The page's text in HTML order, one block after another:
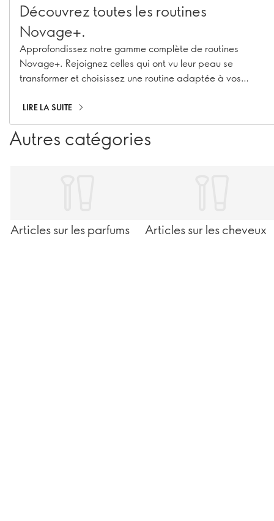
Découvrez toutes les routines
Novage+.
Approfondissez notre gamme complète de routines
Novage+. Rejoignez celles qui ont vu leur peau se
transformer et choisissez une routine adaptée à vos
résultats 7 fois supérieurs.
LIRE LA SUITE
Autres catégories
Articles sur les parfums Articles sur les cheveux